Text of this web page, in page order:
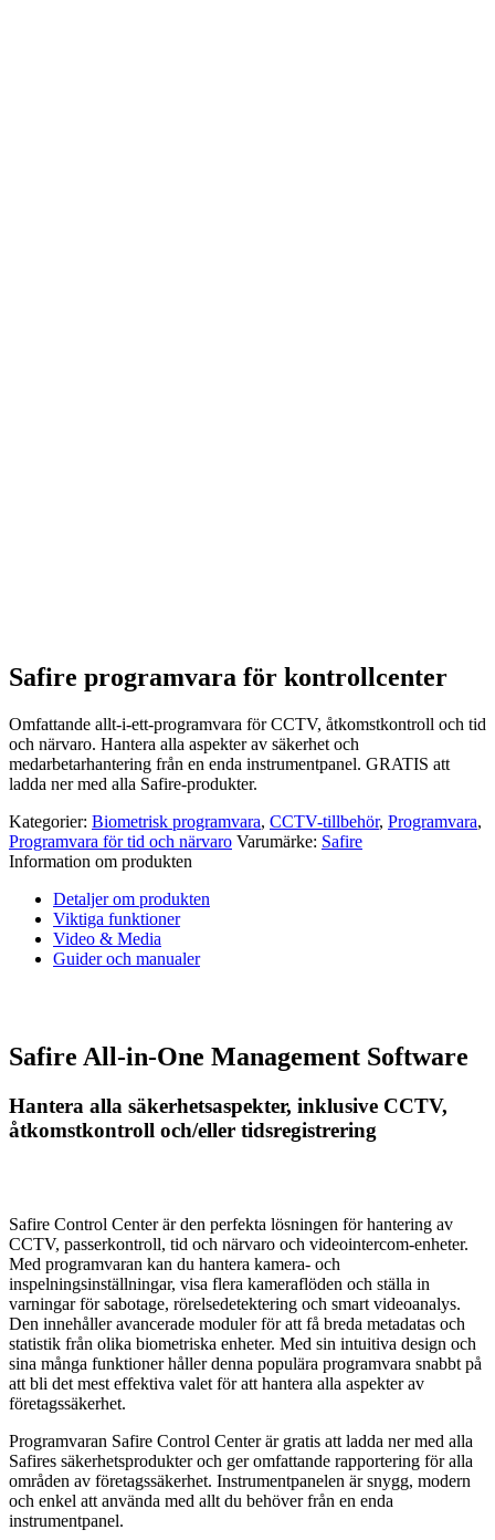
Safire programvara för kontrollcenter
Omfattande allt-i-ett-programvara för CCTV, åtkomstkontroll och tid
och närvaro. Hantera alla aspekter av säkerhet och
medarbetarhantering från en enda instrumentpanel. GRATIS att
ladda ner med alla Safire-produkter.
Kategorier: Biometrisk programvara, CCTV-tillbehör, Programvara,
Programvara för tid och närvaro Varumärke: Safire
Information om produkten
Detaljer om produkten
Viktiga funktioner
Video & Media
Guider och manualer
Safire All-in-One Management Software
Hantera alla säkerhetsaspekter, inklusive CCTV,
åtkomstkontroll och/eller tidsregistrering
Safire Control Center är den perfekta lösningen för hantering av
CCTV, passerkontroll, tid och närvaro och videointercom-enheter.
Med programvaran kan du hantera kamera- och
inspelningsinställningar, visa flera kameraflöden och ställa in
varningar för sabotage, rörelsedetektering och smart videoanalys.
Den innehåller avancerade moduler för att få breda metadatas och
statistik från olika biometriska enheter. Med sin intuitiva design och
sina många funktioner håller denna populära programvara snabbt på
att bli det mest effektiva valet för att hantera alla aspekter av
företagssäkerhet.
Programvaran Safire Control Center är gratis att ladda ner med alla
Safires säkerhetsprodukter och ger omfattande rapportering för alla
områden av företagssäkerhet. Instrumentpanelen är snygg, modern
och enkel att använda med allt du behöver från en enda
instrumentpanel.